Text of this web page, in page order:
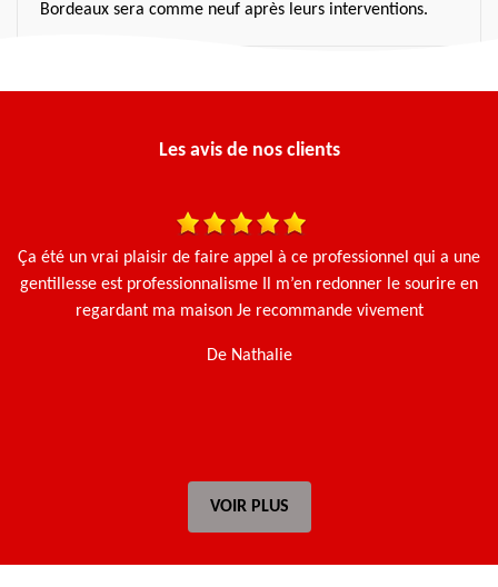
Bordeaux sera comme neuf après leurs interventions.
Les avis de nos clients
Ça été un vrai plaisir de faire appel à ce professionnel qui a une
gentillesse est professionnalisme Il m’en redonner le sourire en
regardant ma maison Je recommande vivement
De Nathalie
VOIR PLUS